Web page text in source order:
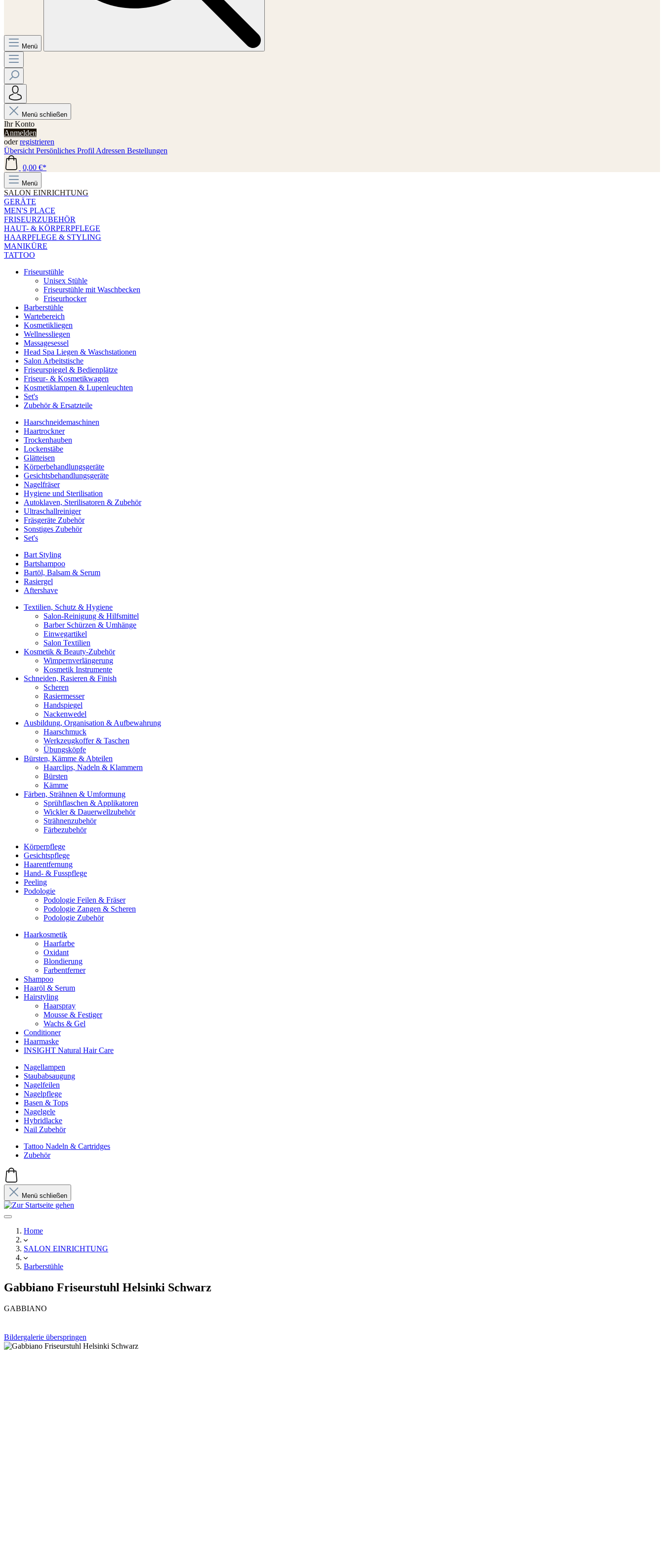
Menü
Menü schließen
Ihr Konto
Anmelden
oderregistrieren
Übersicht Persönliches Profil Adressen Bestellungen
0,00 €*
Menü
SALON EINRICHTUNG
GERÄTE
MEN'S PLACE
FRISEURZUBEHÖR
HAUT- & KÖRPERPFLEGE
HAARPFLEGE & STYLING
MANIKÜRE
TATTOO
Friseurstühle
Unisex Stühle
Friseurstühle mit Waschbecken
Friseurhocker
Barberstühle
Wartebereich
Kosmetikliegen
Wellnessliegen
Massagesessel
Head Spa Liegen & Waschstationen
Salon Arbeitstische
Friseurspiegel & Bedienplätze
Friseur- & Kosmetikwagen
Kosmetiklampen & Lupenleuchten
Set's
Zubehör & Ersatzteile
Haarschneidemaschinen
Haartrockner
Trockenhauben
Lockenstäbe
Glätteisen
Körperbehandlungsgeräte
Gesichtsbehandlungsgeräte
Nagelfräser
Hygiene und Sterilisation
Autoklaven, Sterilisatoren & Zubehör
Ultraschallreiniger
Fräsgeräte Zubehör
Sonstiges Zubehör
Set's
Bart Styling
Bartshampoo
Bartöl, Balsam & Serum
Rasiergel
Aftershave
Textilien, Schutz & Hygiene
Salon-Reinigung & Hilfsmittel
Barber Schürzen & Umhänge
Einwegartikel
Salon Textilien
Kosmetik & Beauty-Zubehör
Wimpernverlängerung
Kosmetik Instrumente
Schneiden, Rasieren & Finish
Scheren
Rasiermesser
Handspiegel
Nackenwedel
Ausbildung, Organisation & Aufbewahrung
Haarschmuck
Werkzeugkoffer & Taschen
Übungsköpfe
Bürsten, Kämme & Abteilen
Haarclips, Nadeln & Klammern
Bürsten
Kämme
Färben, Strähnen & Umformung
Sprühflaschen & Applikatoren
Wickler & Dauerwellzubehör
Strähnenzubehör
Färbezubehör
Körperpflege
Gesichtspflege
Haarentfernung
Hand- & Fusspflege
Peeling
Podologie
Podologie Feilen & Fräser
Podologie Zangen & Scheren
Podologie Zubehör
Haarkosmetik
Haarfarbe
Oxidant
Blondierung
Farbentferner
Shampoo
Haaröl & Serum
Hairstyling
Haarspray
Mousse & Festiger
Wachs & Gel
Conditioner
Haarmaske
INSIGHT Natural Hair Care
Nagellampen
Staubabsaugung
Nagelfeilen
Nagelpflege
Basen & Tops
Nagelgele
Hybridlacke
Nail Zubehör
Tattoo Nadeln & Cartridges
Zubehör
Menü schließen
Home
SALON EINRICHTUNG
Barberstühle
Gabbiano Friseurstuhl Helsinki Schwarz
GABBIANO
Bildergalerie überspringen